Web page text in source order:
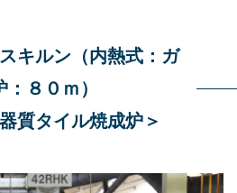
キルン（内熱式：ガ
：８０ｍ）
質タイル焼成炉＞